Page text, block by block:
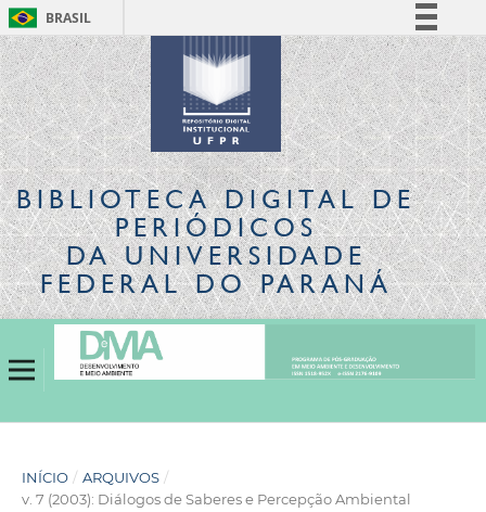
BRASIL
Simplifique!
Comunica BR
Participe
Acesso à informação
Legislação
Canais
BIBLIOTECA DIGITALDE
PERIÓDICOS
DA UNIVERSIDADE
FEDERAL DO PARANÁ
INÍCIO / ARQUIVOS /
v. 7 (2003): Diálogos de Saberes e Percepção Ambiental